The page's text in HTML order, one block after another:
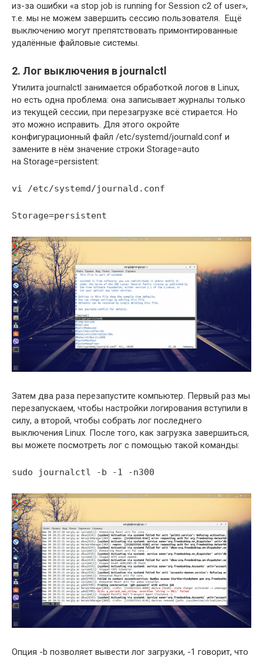
из-за ошибки «a stop job is running for Session c2 of user»,
т.е. мы не можем завершить сессию пользователя. Ещё
выключению могут препятствовать примонтированные
удалённые файловые системы.
2. Лог выключения в journalctl
Утилита journalctl занимается обработкой логов в Linux,
но есть одна проблема: она записывает журналы только
из текущей сессии, при перезагрузке всё стирается. Но
это можно исправить. Для этого окройте
конфигурационный файл /etc/systemd/journald.conf и
замените в нём значение строки Storage=auto
на Storage=persistent:
vi /etc/systemd/journald.conf
Storage=persistent
Затем два раза перезапустите компьютер. Первый раз мы
перезапускаем, чтобы настройки логирования вступили в
силу, а второй, чтобы собрать лог последнего
выключения Linux. После того, как загрузка завершиться,
вы можете посмотреть лог с помощью такой команды:
sudo journalctl -b -1 -n300
Опция -b позволяет вывести лог загрузки, -1 говорит, что